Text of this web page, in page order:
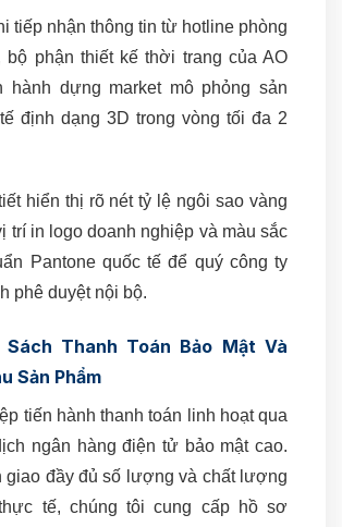
tiếp nhận thông tin từ hotline phòng
bộ phận thiết kế thời trang của AO
hành dựng market mô phỏng sản
định dạng 3D trong vòng tối đa 2
hiển thị rõ nét tỷ lệ ngôi sao vàng
trí in logo doanh nghiệp và màu sắc
Pantone quốc tế để quý công ty
phê duyệt nội bộ.
Sách Thanh Toán Bảo Mật Và
Sản Phẩm
tiến hành thanh toán linh hoạt qua
ngân hàng điện tử bảo mật cao.
giao đầy đủ số lượng và chất lượng
tế, chúng tôi cung cấp hồ sơ